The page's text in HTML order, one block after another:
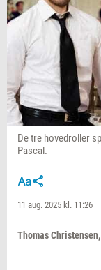
De tre hovedroller
Pascal.
11 aug. 2025 kl. 11:26
Thomas